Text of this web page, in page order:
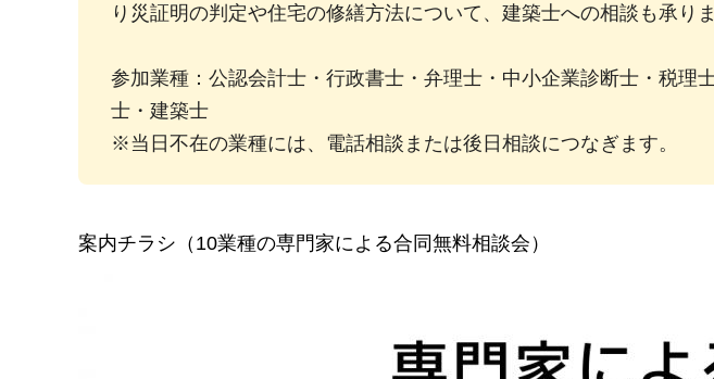
り災証明の判定や住宅の修繕方法について、建築士への相談も承り
参加業種：公認会計士・行政書士・弁理士・中小企業診断士・税
士・建築士
※当日不在の業種には、電話相談または後日相談につなぎます。
案内チラシ（10業種の専門家による合同無料相談会）